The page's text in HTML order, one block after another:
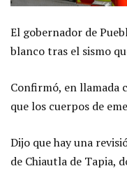
El gobernador de
blanco tras el sismo
Confirmó, en llamada
que los cuerpos de
Dijo que hay una
de Chiautla de Tapia,